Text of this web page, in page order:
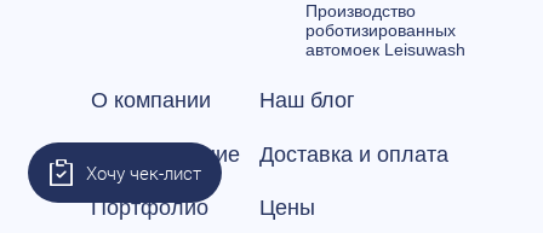
Цены
Доставка и оплата
Наш блог
Портфолио
Оборудование
О компании
Производство
роботизированных
автомоек Leisuwash
Хочу чек-лист